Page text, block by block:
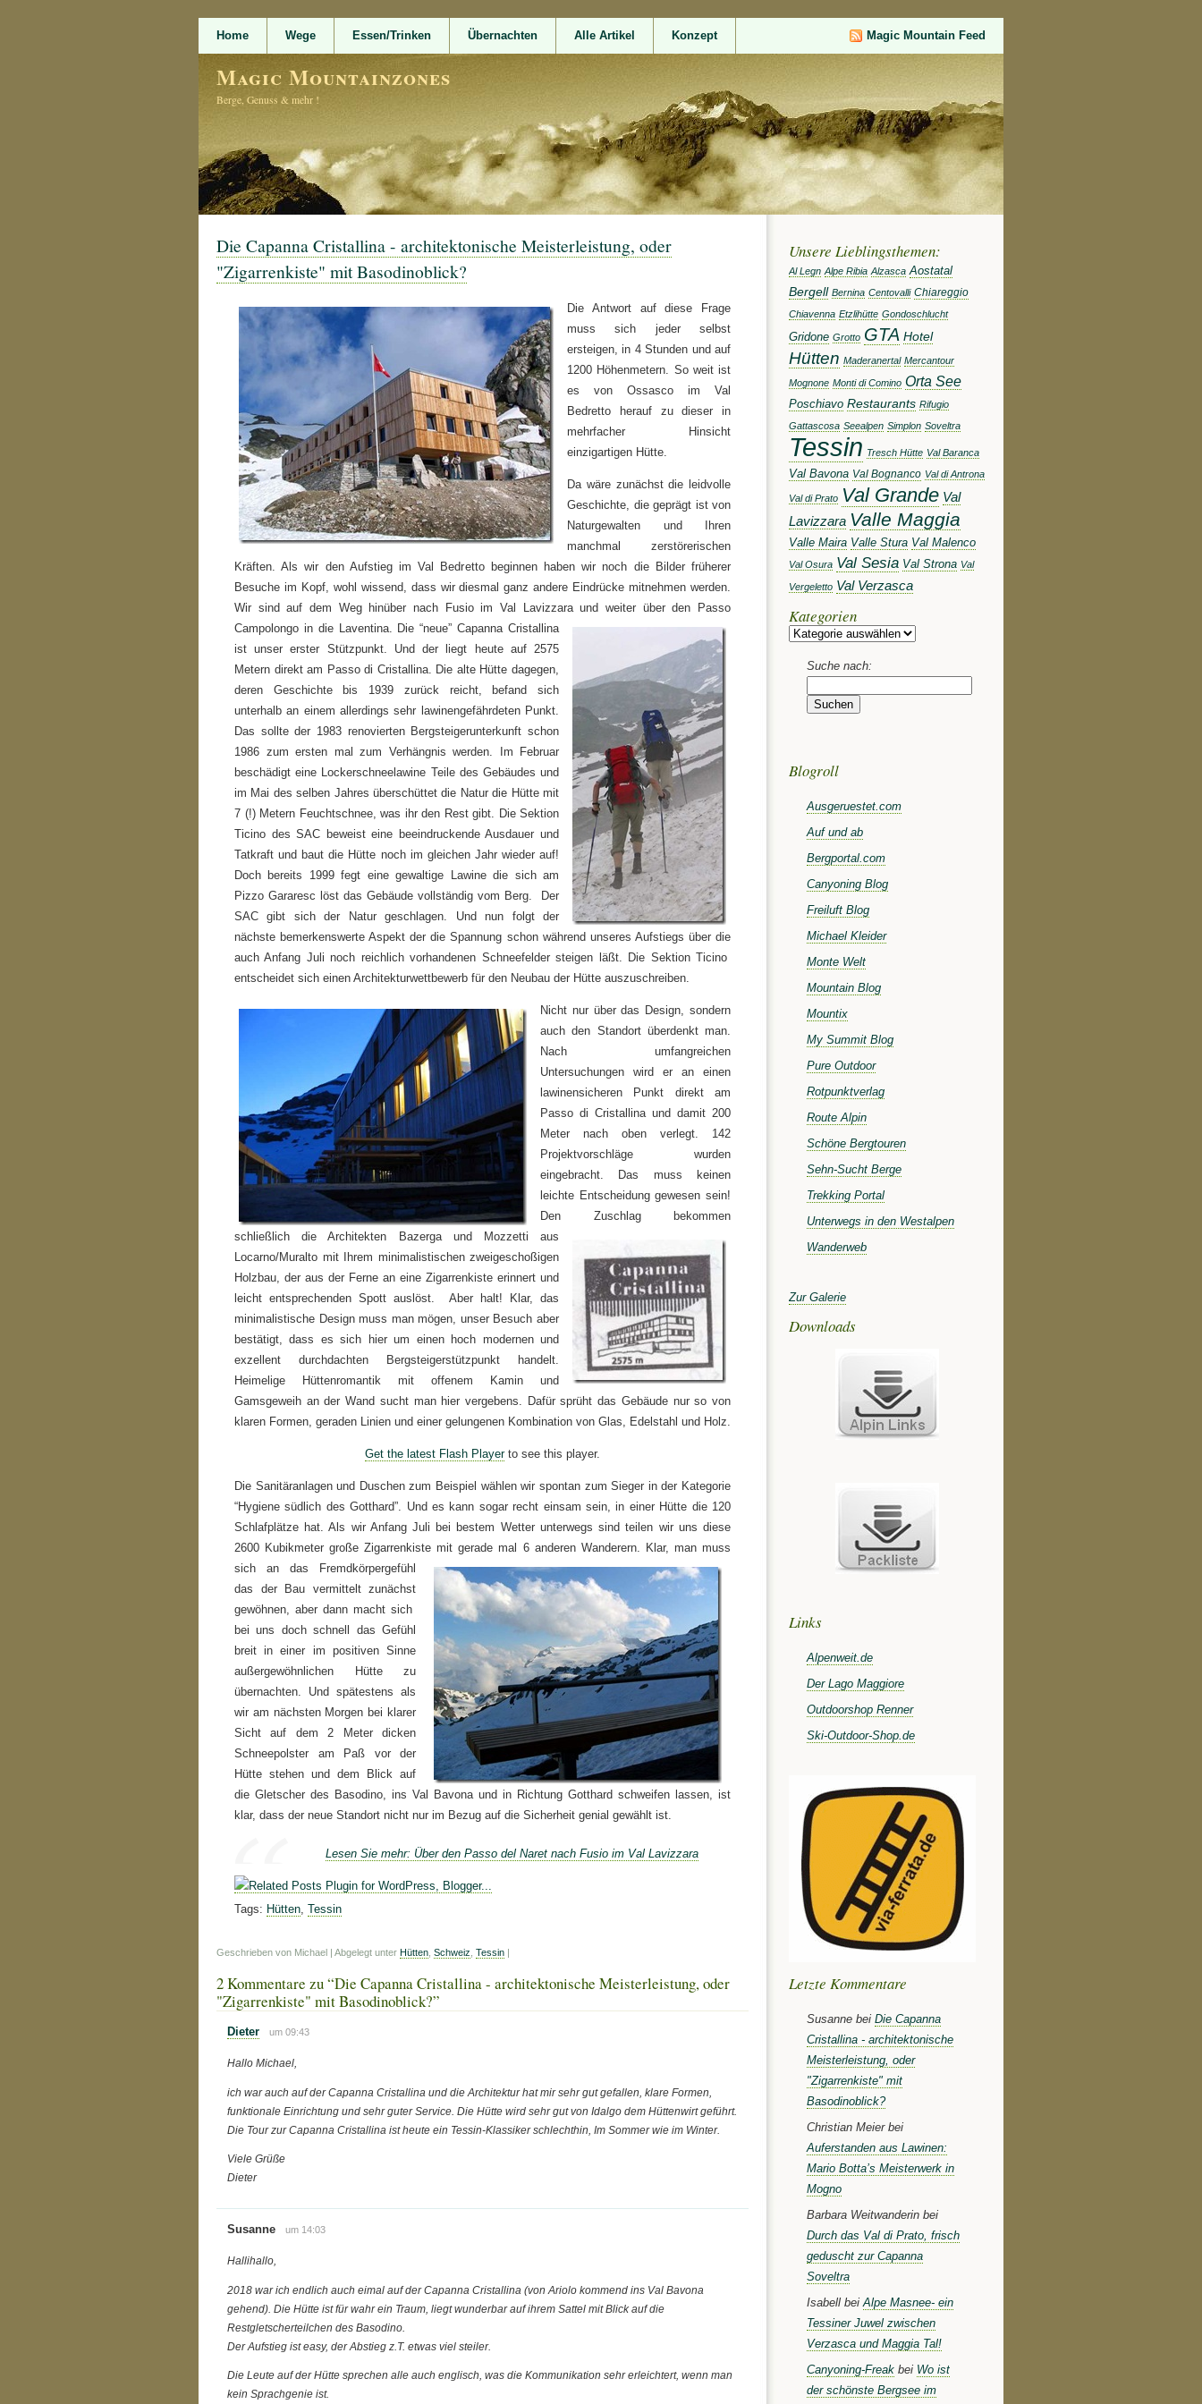
Home Wege Essen/Trinken Übernachten Alle Artikel Konzept Magic Mountain Feed
Magic Mountainzones
Berge, Genuss & mehr !
Die Capanna Cristallina - architektonische Meisterleistung, oder
"Zigarrenkiste" mit Basodinoblick?
Die Antwort auf diese Frage
muss sich jeder selbst
ersteigen, in 4 Stunden und auf
1200 Höhenmetern. So weit ist
es von Ossasco im Val
Bedretto herauf zu dieser in
mehrfacher Hinsicht
einzigartigen Hütte.
Da wäre zunächst die leidvolle
Geschichte, die geprägt ist von
Naturgewalten und Ihren
manchmal zerstörerischen
Kräften. Als wir den Aufstieg im Val Bedretto beginnen haben wir noch die Bilder früherer
Besuche im Kopf, wohl wissend, dass wir diesmal ganz andere Eindrücke mitnehmen werden.
Wir sind auf dem Weg hinüber nach Fusio im Val Lavizzara und weiter über den Passo
Campolongo in die Laventina. Die “neue” Capanna Cristallina
ist unser erster Stützpunkt. Und der liegt heute auf 2575
Metern direkt am Passo di Cristallina. Die alte Hütte dagegen,
deren Geschichte bis 1939 zurück reicht, befand sich
unterhalb an einem allerdings sehr lawinengefährdeten Punkt.
Das sollte der 1983 renovierten Bergsteigerunterkunft schon
1986 zum ersten mal zum Verhängnis werden. Im Februar
beschädigt eine Lockerschneelawine Teile des Gebäudes und
im Mai des selben Jahres überschüttet die Natur die Hütte mit
7 (!) Metern Feuchtschnee, was ihr den Rest gibt. Die Sektion
Ticino des SAC beweist eine beeindruckende Ausdauer und
Tatkraft und baut die Hütte noch im gleichen Jahr wieder auf!
Doch bereits 1999 fegt eine gewaltige Lawine die sich am
Pizzo Gararesc löst das Gebäude vollständig vom Berg. Der
SAC gibt sich der Natur geschlagen. Und nun folgt der
nächste bemerkenswerte Aspekt der die Spannung schon während unseres Aufstiegs über die
auch Anfang Juli noch reichlich vorhandenen Schneefelder steigen läßt. Die Sektion Ticino
entscheidet sich einen Architekturwettbewerb für den Neubau der Hütte auszuschreiben.
Nicht nur über das Design, sondern
auch den Standort überdenkt man.
Nach umfangreichen
Untersuchungen wird er an einen
lawinensicheren Punkt direkt am
Passo di Cristallina und damit 200
Meter nach oben verlegt. 142
Projektvorschläge wurden
eingebracht. Das muss keinen
leichte Entscheidung gewesen sein!
Den Zuschlag bekommen
schließlich die Architekten Bazerga und Mozzetti aus
Locarno/Muralto mit Ihrem minimalistischen zweigeschoßigen
Holzbau, der aus der Ferne an eine Zigarrenkiste erinnert und
leicht entsprechenden Spott auslöst. Aber halt! Klar, das
minimalistische Design muss man mögen, unser Besuch aber
bestätigt, dass es sich hier um einen hoch modernen und
exzellent durchdachten Bergsteigerstützpunkt handelt.
Heimelige Hüttenromantik mit offenem Kamin und
Gamsgeweih an der Wand sucht man hier vergebens. Dafür sprüht das Gebäude nur so von
klaren Formen, geraden Linien und einer gelungenen Kombination von Glas, Edelstahl und Holz.
Get the latest Flash Playerto see this player.
Die Sanitäranlagen und Duschen zum Beispiel wählen wir spontan zum Sieger in der Kategorie
“Hygiene südlich des Gotthard”. Und es kann sogar recht einsam sein, in einer Hütte die 120
Schlafplätze hat. Als wir Anfang Juli bei bestem Wetter unterwegs sind teilen wir uns diese
2600 Kubikmeter große Zigarrenkiste mit gerade mal 6 anderen Wanderern. Klar, man muss
sich an das Fremdkörpergefühl
das der Bau vermittelt zunächst
gewöhnen, aber dann macht sich
bei uns doch schnell das Gefühl
breit in einer im positiven Sinne
außergewöhnlichen Hütte zu
übernachten. Und spätestens als
wir am nächsten Morgen bei klarer
Sicht auf dem 2 Meter dicken
Schneepolster am Paß vor der
Hütte stehen und dem Blick auf
die Gletscher des Basodino, ins Val Bavona und in Richtung Gotthard schweifen lassen, ist
klar, dass der neue Standort nicht nur im Bezug auf die Sicherheit genial gewählt ist.
Lesen Sie mehr: Über den Passo del Naret nach Fusio im Val Lavizzara
Tags: Hütten Tessin
Geschrieben von Michael | Abgelegt unter Hütten Schweiz Tessin |
2 Kommentare zu “Die Capanna Cristallina - architektonische Meisterleistung, oder
"Zigarrenkiste" mit Basodinoblick?”
Dieter um 09:43
Hallo Michael,
ich war auch auf der Capanna Cristallina und die Architektur hat mir sehr gut gefallen, klare Formen,
funktionale Einrichtung und sehr guter Service. Die Hütte wird sehr gut von Idalgo dem Hüttenwirt geführt.
Die Tour zur Capanna Cristallina ist heute ein Tessin-Klassiker schlechthin, Im Sommer wie im Winter.
Viele Grüße
Dieter
Susanne um 14:03
Hallihallo,
2018 war ich endlich auch eimal auf der Capanna Cristallina (von Ariolo kommend ins Val Bavona
gehend). Die Hütte ist für wahr ein Traum, liegt wunderbar auf ihrem Sattel mit Blick auf die
Restgletscherteilchen des Basodino.
Der Aufstieg ist easy, der Abstieg z.T. etwas viel steiler.
Die Leute auf der Hütte sprechen alle auch englisch, was die Kommunikation sehr erleichtert, wenn man
kein Sprachgenie ist.
Unsere Lieblingsthemen:
Al Legn Alpe Ribia Alzasca Aostatal
Bergell Bernina Centovalli Chiareggio
Chiavenna Etzlihütte Gondoschlucht
Gridone Grotto GTA Hotel
Hütten Maderanertal Mercantour
Mognone Monti di Comino Orta See
Poschiavo Restaurants Rifugio
Gattascosa Seealpen Simplon Soveltra
Tessin Tresch Hütte Val Baranca
Val Bavona Val Bognanco Val di Antrona
Val di Prato Val Grande Val
Lavizzara Valle Maggia
Valle Maira Valle Stura Val Malenco
Val Osura Val Sesia Val Strona Val
Vergeletto Val Verzasca
Kategorien
Suche nach:
Blogroll
Ausgeruestet.com
Auf und ab
Bergportal.com
Canyoning Blog
Freiluft Blog
Michael Kleider
Monte Welt
Mountain Blog
Mountix
My Summit Blog
Pure Outdoor
Rotpunktverlag
Route Alpin
Schöne Bergtouren
Sehn-Sucht Berge
Trekking Portal
Unterwegs in den Westalpen
Wanderweb
Zur Galerie
Downloads
Links
Alpenweit.de
Der Lago Maggiore
Outdoorshop Renner
Ski-Outdoor-Shop.de
Letzte Kommentare
Susanne bei Die Capanna
Cristallina - architektonische
Meisterleistung, oder
"Zigarrenkiste" mit
Basodinoblick?
Christian Meier bei
Auferstanden aus Lawinen:
Mario Botta’s Meisterwerk in
Mogno
Barbara Weitwanderin bei
Durch das Val di Prato, frisch
geduscht zur Capanna
Soveltra
Isabell beiAlpe Masnee- ein
Tessiner Juwel zwischen
Verzasca und Maggia Tal!
Canyoning-Freak bei Wo ist
der schönste Bergsee im